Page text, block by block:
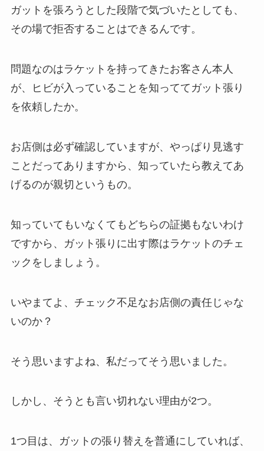
ガットを張ろうとした段階で気づいたとしても、
その場で拒否することはできるんです。
問題なのはラケットを持ってきたお客さん本人
が、ヒビが入っていることを知っててガット張り
を依頼したか。
お店側は必ず確認していますが、やっぱり見逃す
ことだってありますから、知っていたら教えてあ
げるのが親切というもの。
知っていてもいなくてもどちらの証拠もないわけ
ですから、ガット張りに出す際はラケットのチェ
ックをしましょう。
いやまてよ、チェック不足なお店側の責任じゃな
いのか？
そう思いますよね、私だってそう思いました。
しかし、そうとも言い切れない理由が2つ。
1つ目は、ガットの張り替えを普通にしていれば、